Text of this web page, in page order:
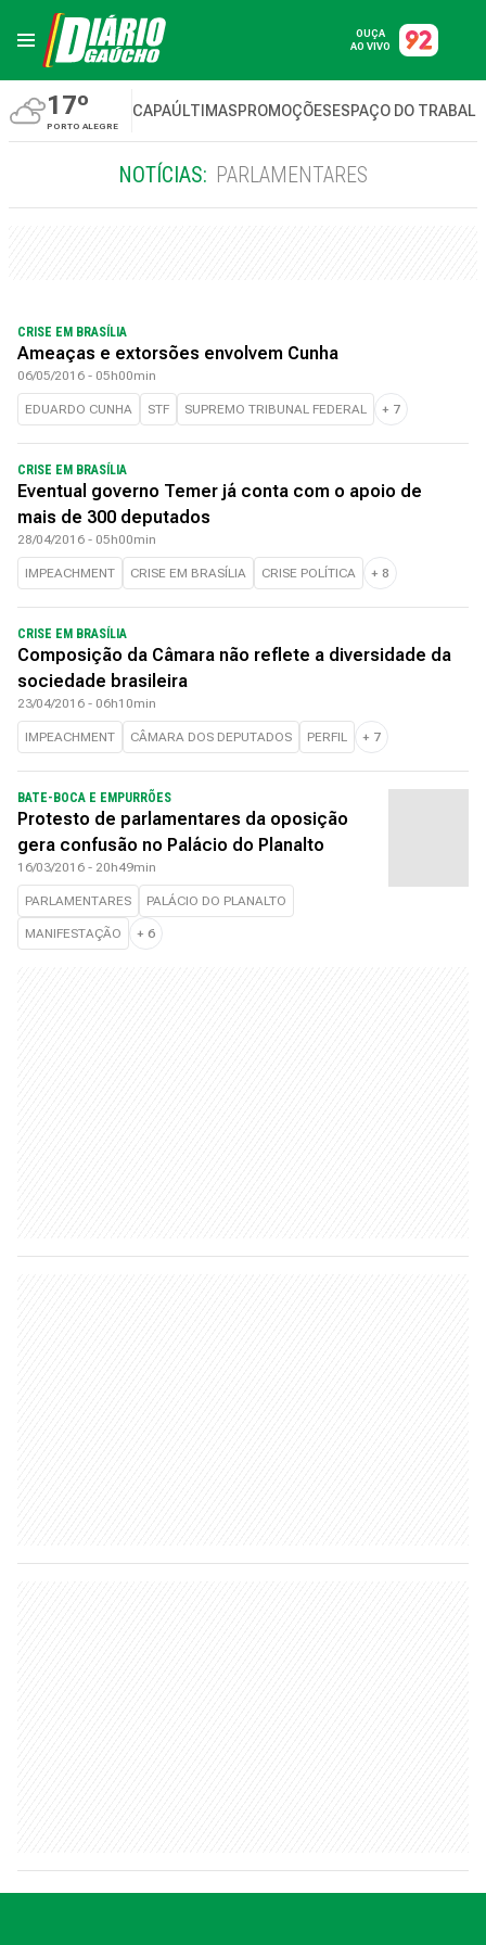
OUÇA
AO VIVO
17º
PORTO ALEGRE
CAPAÚLTIMASPROMOÇÕESESPAÇO DO
NOTÍCIAS: PARLAMENTARES
CRISE EM BRASÍLIA
Ameaças e extorsões envolvem Cunha
06/05/2016 - 05h00min
EDUARDO CUNHA STF SUPREMO TRIBUNAL FEDERAL + 7
CRISE EM BRASÍLIA
Eventual governo Temer já conta com o apoio de
mais de 300 deputados
28/04/2016 - 05h00min
IMPEACHMENT CRISE EM BRASÍLIA CRISE POLÍTICA + 8
CRISE EM BRASÍLIA
Composição da Câmara não reflete a diversidade da
sociedade brasileira
23/04/2016 - 06h10min
IMPEACHMENT CÂMARA DOS DEPUTADOS PERFIL + 7
BATE-BOCA E EMPURRÕES
Protesto de parlamentares da oposição
gera confusão no Palácio do Planalto
16/03/2016 - 20h49min
PARLAMENTARES PALÁCIO DO PLANALTO
MANIFESTAÇÃO + 6